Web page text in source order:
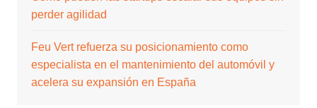
perder agilidad
Feu Vert refuerza su posicionamiento como
especialista en el mantenimiento del automóvil y
acelera su expansión en España